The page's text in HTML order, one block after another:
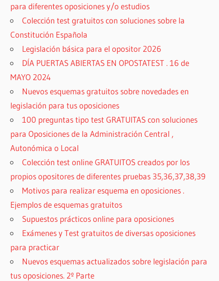
para diferentes oposiciones y/o estudios
Colección test gratuitos con soluciones sobre la
Constitución Española
Legislación básica para el opositor 2026
DÍA PUERTAS ABIERTAS EN OPOSTATEST . 16 de
MAYO 2024
Nuevos esquemas gratuitos sobre novedades en
legislación para tus oposiciones
100 preguntas tipo test GRATUITAS con soluciones
para Oposiciones de la Administración Central ,
Autonómica o Local
Colección test online GRATUITOS creados por los
propios opositores de diferentes pruebas 35,36,37,38,39
Motivos para realizar esquema en oposiciones .
Ejemplos de esquemas gratuitos
Supuestos prácticos online para oposiciones
Exámenes y Test gratuitos de diversas oposiciones
para practicar
Nuevos esquemas actualizados sobre legislación para
tus oposiciones. 2º Parte